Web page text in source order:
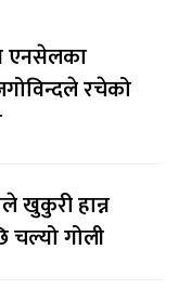
एनसेलका
रचेको
खुकुरी हान्न
गोली